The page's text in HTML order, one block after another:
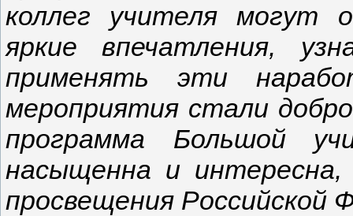
коллег учителя могут
яркие впечатления,
применять эти
мероприятия стали
программа Большой
насыщенна и
просвещения Российской